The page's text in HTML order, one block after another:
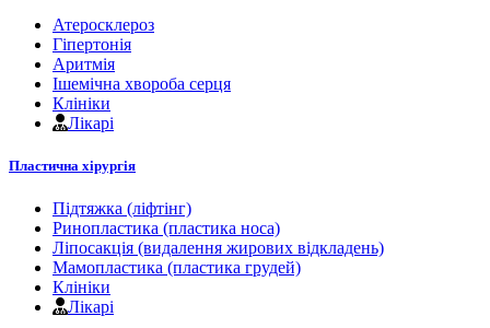
Атеросклероз
Гіпертонія
Аритмія
Ішемічна хвороба серця
Клініки
Лікарі
Пластична хірургія
Підтяжка (ліфтінг)
Ринопластика (пластика носа)
Ліпосакція (видалення жирових відкладень)
Мамопластика (пластика грудей)
Клініки
Лікарі